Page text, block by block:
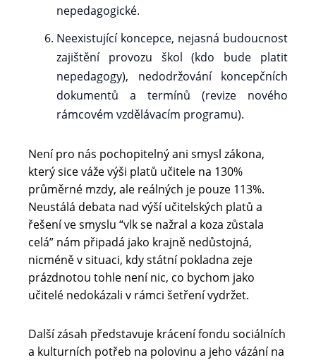
nepedagogické.
Neexistující koncepce, nejasná budoucnost
zajištění provozu škol (kdo bude platit
nepedagogy), nedodržování koncepčních
dokumentů a termínů (revize nového
rámcovém vzdělávacím programu).
Není pro nás pochopitelný ani smysl zákona,
který sice váže výši platů učitele na 130%
průměrné mzdy, ale reálných je pouze 113%.
Neustálá debata nad výší učitelských platů a
řešení ve smyslu “vlk se nažral a koza zůstala
celá” nám připadá jako krajně nedůstojná,
nicméně v situaci, kdy státní pokladna zeje
prázdnotou tohle není nic, co bychom jako
učitelé nedokázali v rámci šetření vydržet.
Další zásah představuje krácení fondu sociálních
a kulturních potřeb na polovinu a jeho vázání na